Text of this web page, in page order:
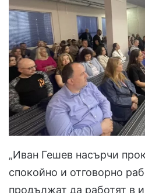
„Иван Гешев насърчи
спокойно и отговорно
продължат да работят в